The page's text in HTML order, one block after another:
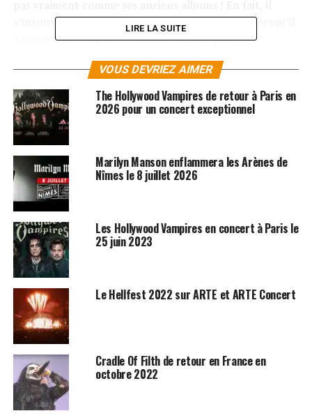
s’inspire de sons similaires à ceux qu’il écoutait lorsqu’il
a commencé à faire des albums (Killing Joke, Joy
ceux-ci sont vraiment construits autour du rythme. Ce
nouvel opus est très certainement l’album concept le
plus important de la carrière de Marilyn Manson.
«Born Villain
le propre label de Marilyn Manson, Hell, Etc… Marilyn
Manson a eu un succès incroyable à travers le monde,
trois disques de platine et trois disques d’or aux États-
Unis, auxquels on peut ajouter trois albums dans le Top
10 et deux albums numéro 1 (« Mechanical Animals » et
« The Golden Age of Grotesque »).
LIRE LA SUITE
VOUS DEVRIEZ AIMER
The Hollywood Vampires de retour à Paris en
2026 pour un concert exceptionnel
Marilyn Manson enflammera les Arènes de
Nîmes le 8 juillet 2026
Les Hollywood Vampires en concert à Paris le
25 juin 2023
Le Hellfest 2022 sur ARTE et ARTE Concert
Cradle Of Filth de retour en France en
octobre 2022